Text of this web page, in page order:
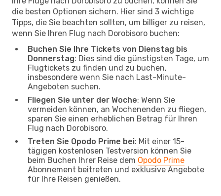
die besten Optionen sichern. Hier sind 3 wichtige
Tipps, die Sie beachten sollten, um billiger zu reisen,
wenn Sie Ihren Flug nach Dorobisoro buchen:
Buchen Sie Ihre Tickets von Dienstag bis
Donnerstag: Dies sind die günstigsten Tage, um
Flugtickets zu finden und zu buchen,
insbesondere wenn Sie nach Last-Minute-
Angeboten suchen.
Fliegen Sie unter der Woche: Wenn Sie
vermeiden können, an Wochenenden zu fliegen,
sparen Sie einen erheblichen Betrag für Ihren
Flug nach Dorobisoro.
Treten Sie Opodo Prime bei: Mit einer 15-
tägigen kostenlosen Testversion können Sie
beim Buchen Ihrer Reise dem Opodo Prime
Abonnement beitreten und exklusive Angebote
für Ihre Reisen genießen.